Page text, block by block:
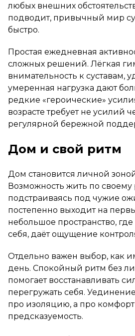
любых внешних
подводит, привычный мир
быстро.
Простая ежедневная
сложных решений. Лёгкая
внимательность к суставам,
умеренная нагрузка дают
редкие «героические»
возрасте требует не усилий
регулярной бережной
Дом и свой ритм
Дом становится личной
Возможность жить по
подстраиваясь под чужие
постепенно выходит на
небольшое пространство,
себя, даёт ощущение
Отдельно важен выбор, как
день. Спокойный ритм без
помогает восстанавливать
перегружать себя.
про изоляцию, а про
предсказуемость.